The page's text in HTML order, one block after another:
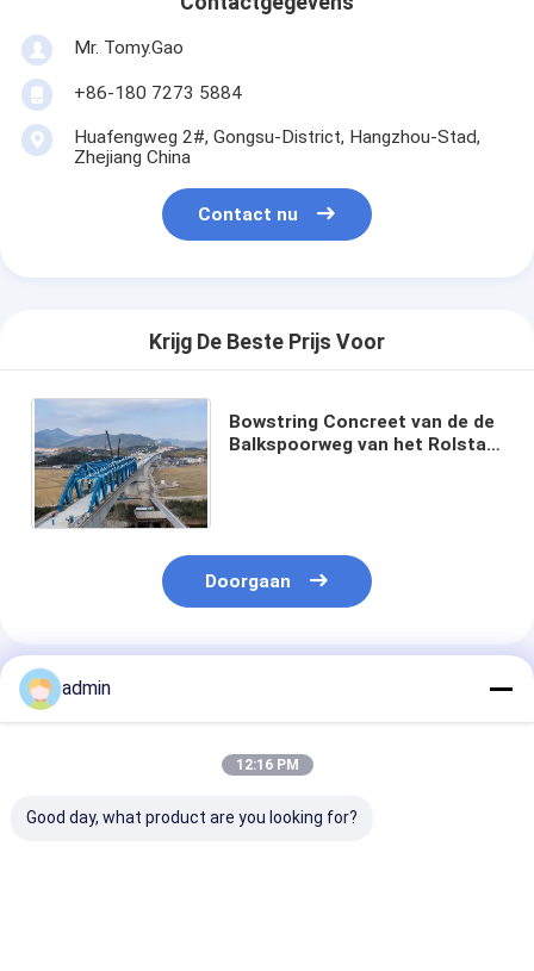
Mr. Tomy.Gao
+86-180 7273 5884
Huafengweg 2#, Gongsu-District, Hangzhou-Stad,
Zhejiang China
Contact nu
Krijg De Beste Prijs Voor
Bowstring Concreet van de de
Balkspoorweg van het Rolstaal
Doorgaan
Geadviseerde Producten
admin
12:16 PM
Good day, what product are you looking for?